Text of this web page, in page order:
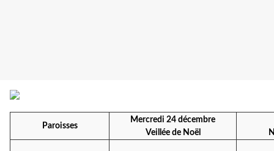
Paroisses
Mercredi 24 décembre
Veillée de Noël